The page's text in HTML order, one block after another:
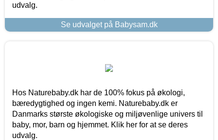
udvalg.
Se udvalget på Babysam.dk
Hos Naturebaby.dk har de 100% fokus på økologi,
bæredygtighed og ingen kemi. Naturebaby.dk er
Danmarks største økologiske og miljøvenlige univers til
baby, mor, barn og hjemmet. Klik her for at se deres
udvalg.